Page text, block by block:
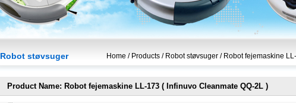
Robot støvsuger Home/ Products/ Robot støvsuger/ Robot fejemaskine
Product Name: Robot fejemaskine LL-173 ( Infinuvo Cleanmate QQ-2L )